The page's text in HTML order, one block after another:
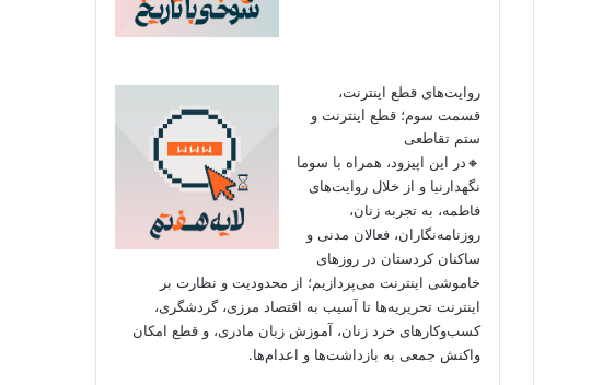
روایت‌های قطع اینترنت،
قسمت سوم؛ قطع اینترنت و
ستم تقاطعی
🔸در این اپیزود، همراه با سوما
نگهدارنیا و از خلال روایت‌های
فاطمه، به تجربه زنان،
روزنامه‌نگاران، فعالان مدنی و
ساکنان کردستان در روزهای
خاموشی اینترنت می‌پردازیم؛ از محدودیت و نظارت بر
اینترنت تحریریه‌ها تا آسیب به اقتصاد مرزی، گردشگری،
کسب‌وکارهای خرد زنان، آموزش زبان مادری، و قطع امکان
واکنش جمعی به بازداشت‌ها و اعدام‌ها.